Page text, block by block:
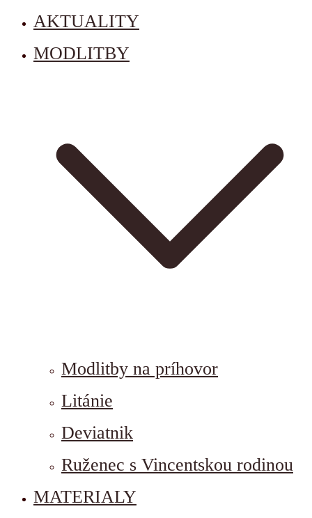
AKTUALITY
MODLITBY
Modlitby na príhovor
Litánie
Deviatnik
Ruženec s Vincentskou rodinou
MATERIALY